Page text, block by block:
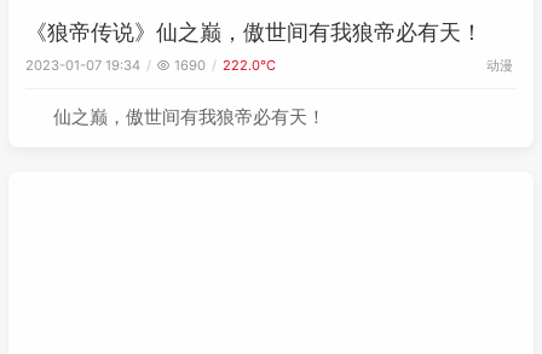
《狼帝传说》仙之巅，傲世间有我狼帝必有天！
2023-01-07 19:34 1690 222.0℃ 动漫
仙之巅，傲世间有我狼帝必有天！